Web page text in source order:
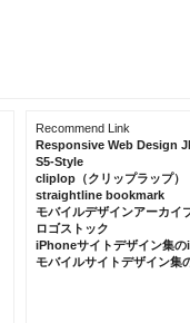
Recommend Link
Responsive Web Design
S5-Style
cliplop（クリップラップ）
straightline bookmark
モバイルデザインアーカイ
ロゴストック
iPhoneサイトデザイン集
モバイルサイトデザイン集